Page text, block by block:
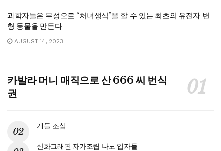
과학자들은 무성으로 “처녀생식”을 할 수 있는 최초의 유전자 변
형 동물을 만든다
AUGUST 14, 2023
카발라 머니 매직으로 산 666 씨 번식
권
개들 조심
산화그래핀 자가조립 나노 입자들